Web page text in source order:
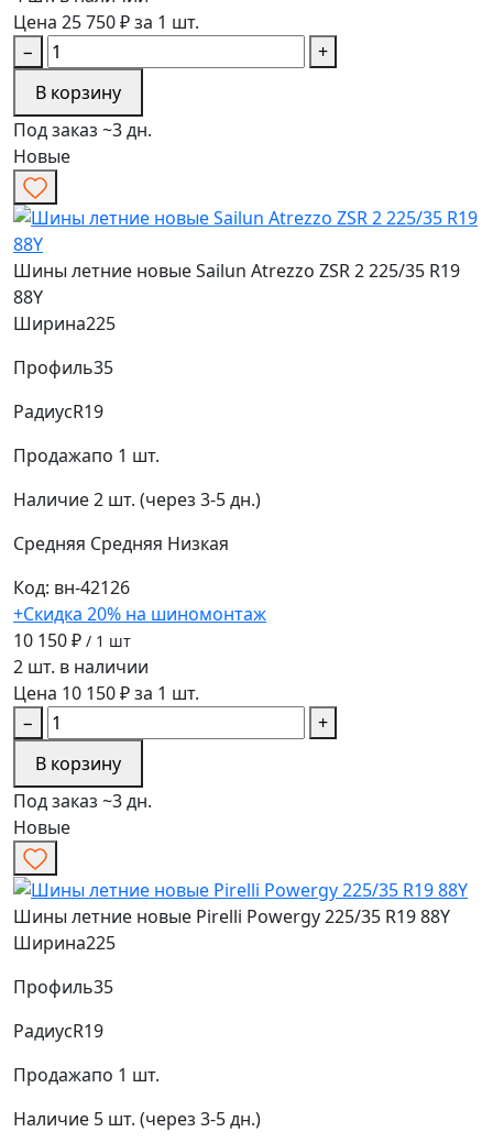
Цена 25 750 ₽ за 1 шт.
−
+
В корзину
Под заказ ~3 дн.
Новые
Шины летние новые Sailun Atrezzo ZSR 2 225/35 R19
88Y
Ширина225
Профиль35
РадиусR19
Продажапо 1 шт.
Наличие2 шт. (через 3-5 дн.)
Средняя Средняя Низкая
Код: вн-42126
+Скидка 20% на шиномонтаж
10 150 ₽ / 1 шт
2 шт. в наличии
Цена 10 150 ₽ за 1 шт.
−
+
В корзину
Под заказ ~3 дн.
Новые
Шины летние новые Pirelli Powergy 225/35 R19 88Y
Ширина225
Профиль35
РадиусR19
Продажапо 1 шт.
Наличие 5 шт. (через 3-5 дн.)